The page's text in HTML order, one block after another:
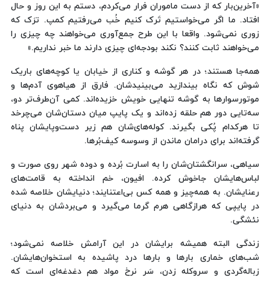
«آخرین‌بار که از دست ماموران فرار می‌کردم، دستم به این روز و حال
افتاد. ما اگر می‌خواستیم تَرک کنیم خُب می‌رفتیم کمپ. ترَک که
زوری نمی‌شود. واقعا با این طرح جمع‌آوری می‌خواهند چه چیزی را
می‌خواهند ثابت کنند؟ نکند بودجه‌ای چیزی دارند ما خبر نداریم.»
همه‌جا هستند؛ در هر گوشه و کناری از خیابان یا کوچه‌های باریک
شوش که نگاه بیندازید می‌بینیدشان. فارق از هیاهوی آدم‌ها و
موتورسوارها به گوشه تنهایی خویش خزیده‌اند. کمی‌ آن‌طرف‌تر دو،
سه‌تایی دور هم حلقه‌ زده‌اند و یک پایپ میان دستان‌شان می‌چرخد
تا هرکدام پُکی بگیرند. کوله‌های‌شان هم زیر دست‌وپایشان پناه
گرفته‌اند برای درامان ماندن از وسوسه کیف‌بُرها.
سیاهی، سرانگشتان‌شان را به اسارت بُرده و دوده شهر روی صورت و
لباس‌هایشان جاخوش کرده. افیون، خم انداخته به قامت‌های
رعنایشان. به همه‌چیز و همه کس بی‌اعتنایند؛ دنیایشان خلاصه شده
در پایپی که هرازگاهی هرم گرما می‌گیرد و می‌بردشان به دنیای
نئشگی.
زندگی البته همیشه برایشان در این آرامش خلاصه نمی‌شود؛
شب‌های خماری بارها و بارها درد پاشیده به استخوان‌هایشان.
زباله‌گردی و سروکله زدن، سَر نرخ مواد هم دغدغه‌ای است که